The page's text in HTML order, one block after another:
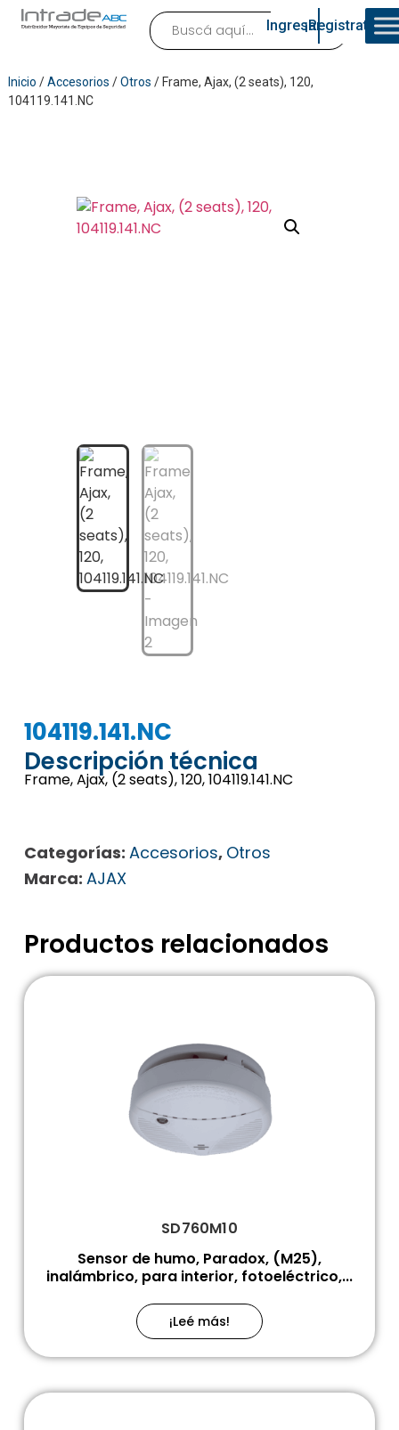
Ingresar¡Registrate!
Inicio /Accesorios /Otros / Frame, Ajax, (2 seats), 120,
104119.141.NC
104119.141.NC
Descripción técnica
Frame, Ajax, (2 seats), 120, 104119.141.NC
Categorías: Accesorios, Otros
Marca: AJAX
Productos relacionados
SD760M10
Sensor de humo, Paradox, (M25),
inalámbrico, para interior, fotoeléctrico,...
¡Leé más!